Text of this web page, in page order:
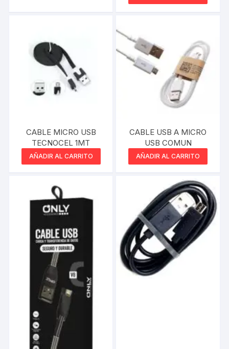
CABLE MICRO USB
TECNOCEL 1MT
AÑADIR AL CARRITO
CABLE USB A MICRO
USB COMUN
AÑADIR AL CARRITO